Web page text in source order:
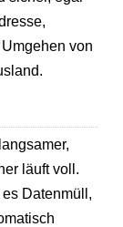
von
läuft voll.
Datenmüll,